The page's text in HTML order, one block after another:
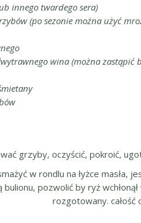
innego twardego sera)
(po sezonie można użyć
wina (można zastąpić
grzyby, oczyścić, pokroić,
w rondlu na łyżce masła,
bulionu, pozwolić by ryż
rozgotowany. całość